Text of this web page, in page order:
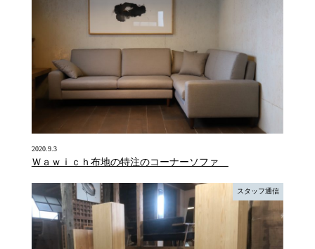
2020.9.3
Ｗａｗｉｃｈ布地の特注のコーナーソファ
スタッフ通信